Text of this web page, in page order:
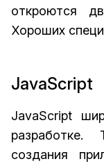
откроются
Хороших
JavaScript
JavaScript
создания